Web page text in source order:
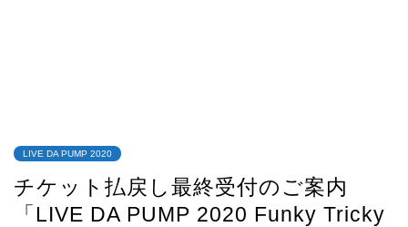
LIVE DA PUMP 2020
チケット払戻し最終受付のご案内
「LIVE DA PUMP 2020 Funky Tricky